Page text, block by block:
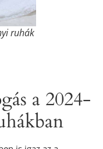
ruhák
a 2024-